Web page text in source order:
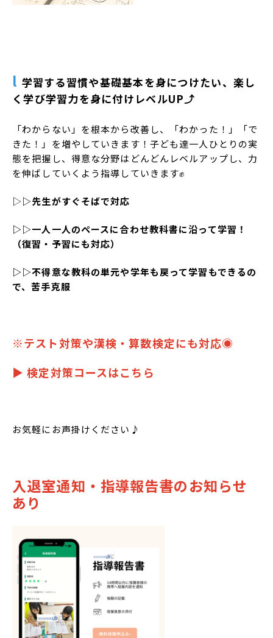
l 学習する習慣や基礎基本を身につけたい、楽し
く学び学習力を身に付けレベルUP⤴︎
「わからない」を根本から改善し、「わかった！」「で
きた！」を増やしていきます！子ども達一人ひとりの実
態を把握し、得意な分野はどんどんレベルアップし、力
を伸ばしていくよう指導していきます✊
▷▷先生がすぐそばで対応
▷▷一人一人のペースに合わせ教科書に沿って学習！
（復習・予習にも対応）
▷▷不得意な教科の単元や学年も戻って学習もできるの
で、苦手克服
※テスト対策や漢検・算数検定にも対応◉
▶︎ 検定対策コースはこちら
お気軽にお声掛けください♪
入退室通知・指導報告書のお知らせ
あり